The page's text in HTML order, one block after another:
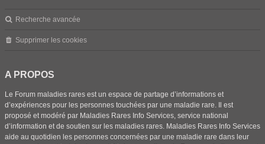
Recherche avancée
Supprimer les cookies
A PROPOS
Le Forum maladies rares est un espace de partage d’informations et
d’expériences pour les personnes touchées par une maladie rare. Il est
proposé et modéré par Maladies Rares Info Services, service national
d’information et de soutien sur les maladies rares. Maladies Rares Info Services
aide au quotidien les personnes concernées par une maladie rare dans leur